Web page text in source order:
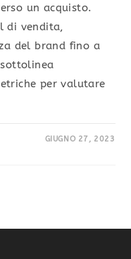
un acquisto.
di vendita,
del brand fino a
per valutare
GIUGNO 27, 2023